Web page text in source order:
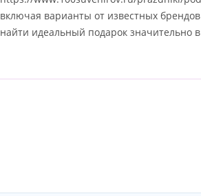
включая варианты от известных
найти идеальный подарок значительно